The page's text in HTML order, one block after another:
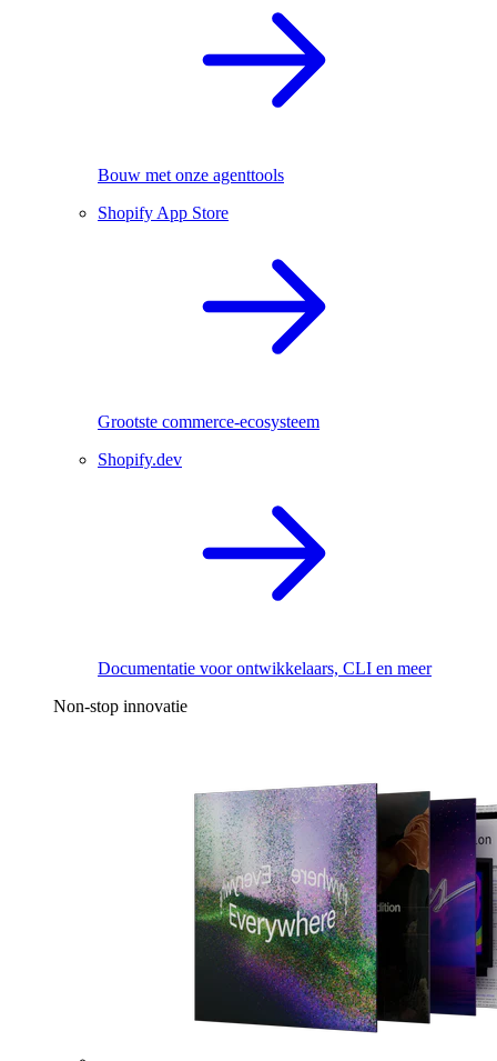
Bouw met onze agenttools
Shopify App Store
Grootste commerce-ecosysteem
Shopify.dev
Documentatie voor ontwikkelaars, CLI en meer
Non-stop innovatie